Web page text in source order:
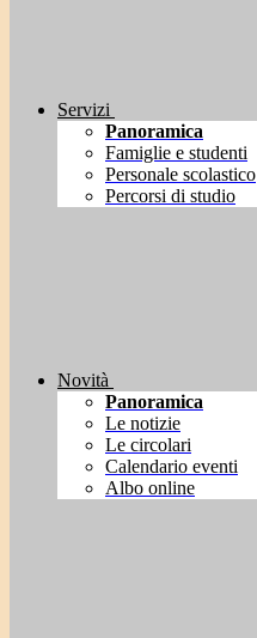
Servizi
Panoramica
Famiglie e studenti
Personale scolastico
Percorsi di studio
Novità
Panoramica
Le notizie
Le circolari
Calendario eventi
Albo online